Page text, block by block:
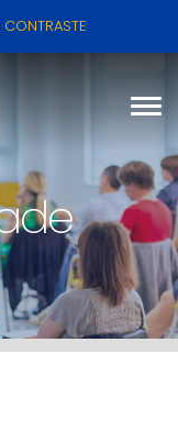
CONTRASTE